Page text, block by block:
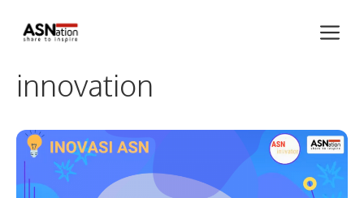
innovation